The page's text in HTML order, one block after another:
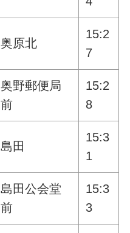
奥原北
15:2
7
奥野郵便局
前
15:2
8
島田
15:3
1
島田公会堂
前
15:3
3